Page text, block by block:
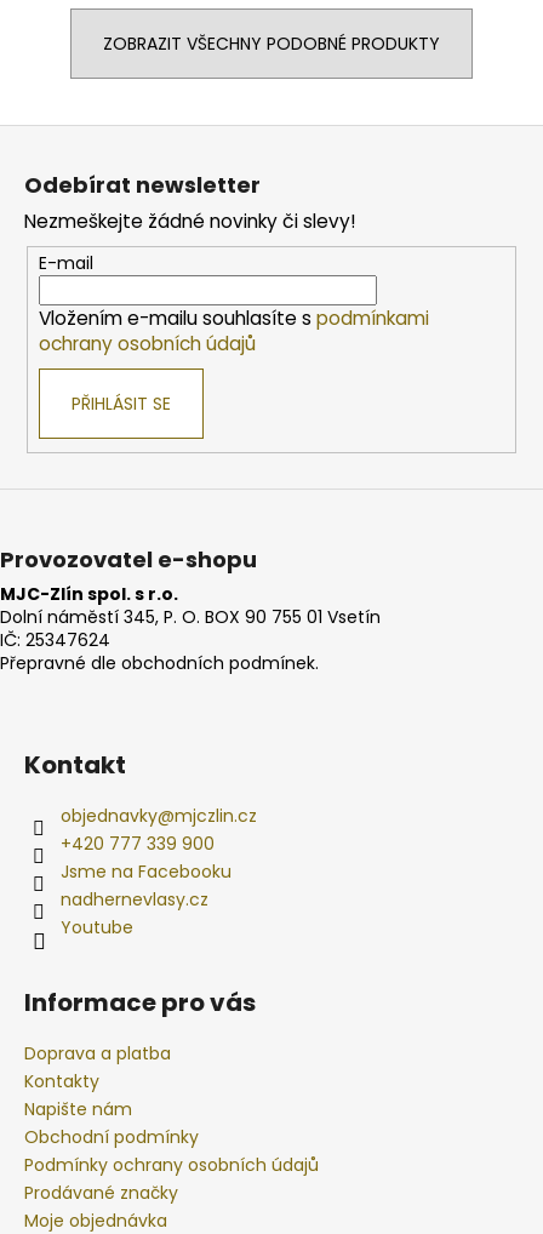
ZOBRAZIT VŠECHNY PODOBNÉ PRODUKTY
Z
Odebírat newsletter
Nezmeškejte žádné novinky či slevy!
E-mail
Vložením e-mailu souhlasíte s podmínkami
ochrany osobních údajů
PŘIHLÁSIT SE
Provozovatel e-shopu
MJC-Zlín spol. s r.o.
Dolní náměstí 345, P. O. BOX 90 755 01 Vsetín
IČ: 25347624
Přepravné dle obchodních podmínek.
Kontakt
objednavky@mjczlin.cz
+420 777 339 900
Jsme na Facebooku
nadhernevlasy.cz
Youtube
Informace pro vás
Doprava a platba
Kontakty
Napište nám
Obchodní podmínky
Podmínky ochrany osobních údajů
Prodávané značky
Moje objednávka